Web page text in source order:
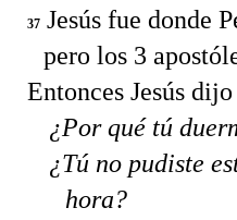
37 Jesús fue donde
pero los 3
Entonces Jesús
¿Por qué tú
¿Tú no pudiste
hora?